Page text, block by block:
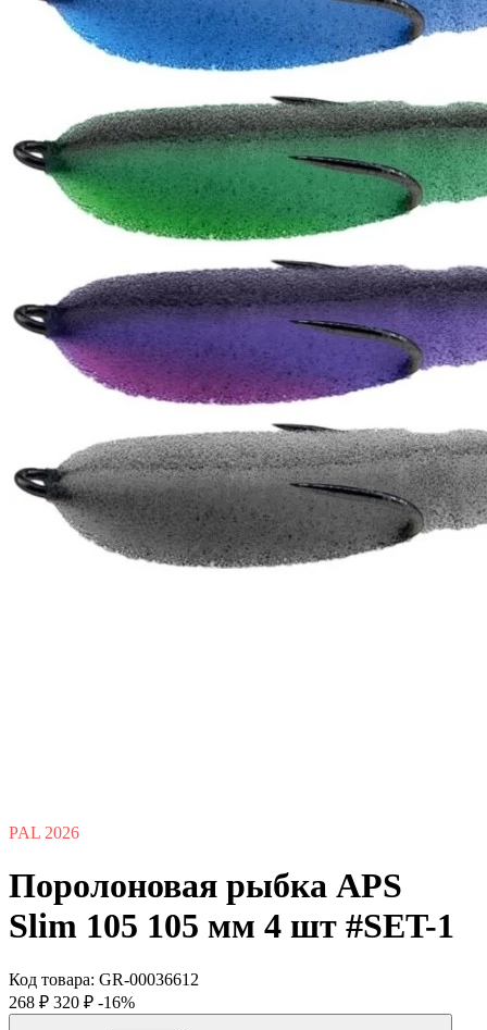
PAL 2026
Поролоновая рыбка APS
Slim 105 105 мм 4 шт #SET-1
Код товара: GR-00036612
268 ₽ 320 ₽ -16%